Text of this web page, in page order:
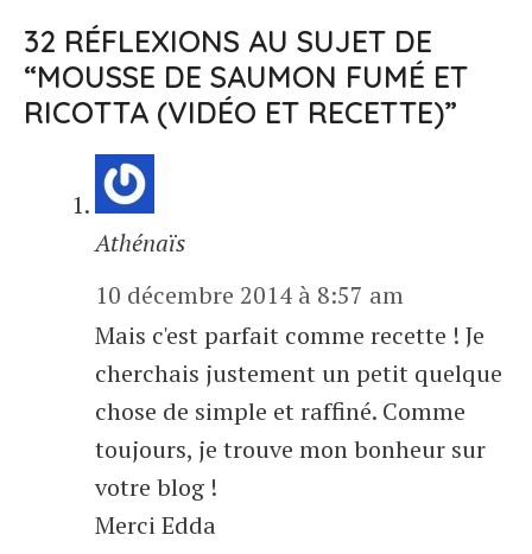
32 RÉFLEXIONS AU SUJET DE
“MOUSSE DE SAUMON FUMÉ ET
RICOTTA (VIDÉO ET RECETTE)”
Athénaïs
10 décembre 2014 à 8:57 am
Mais c'est parfait comme recette ! Je
cherchais justement un petit quelque
chose de simple et raffiné. Comme
toujours, je trouve mon bonheur sur
votre blog !
Merci Edda